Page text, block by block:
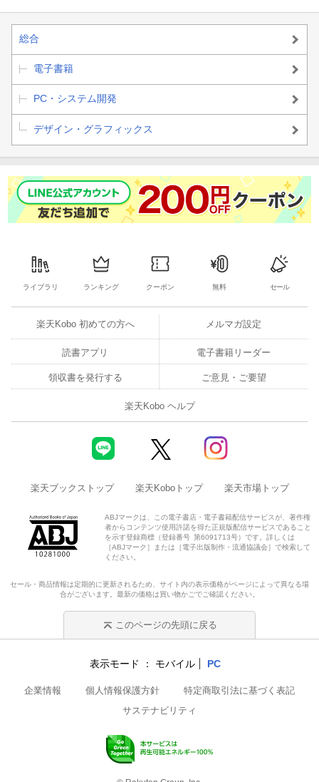
総合
電子書籍
PC・システム開発
デザイン・グラフィックス
ライブラリ ランキング クーポン 無料 セール
楽天Kobo 初めての方へ メルマガ設定
読書アプリ 電子書籍リーダー
領収書を発行する ご意見・ご要望
楽天Kobo ヘルプ
楽天ブックストップ 楽天Koboトップ 楽天市場トップ
ABJマークは、この電子書店・電子書籍配信サービスが、著作権
者からコンテンツ使用許諾を得た正規版配信サービスであること
を示す登録商標（登録番号 第6091713号）です。詳しくは
［ABJマーク］または［電子出版制作・流通協議会］で検索して
ください。
セール・商品情報は定期的に更新されるため、サイト内の表示価格がページによって異なる場
合がございます。最新の価格は買い物かごでご確認ください。
このページの先頭に戻る
表示モード モバイル PC
企業情報 個人情報保護方針
特定商取引法に基づく表記
サステナビリティ